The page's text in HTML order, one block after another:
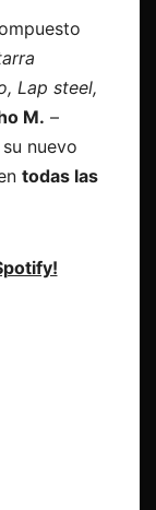
Lap steel,
M. –
nuevo
todas las